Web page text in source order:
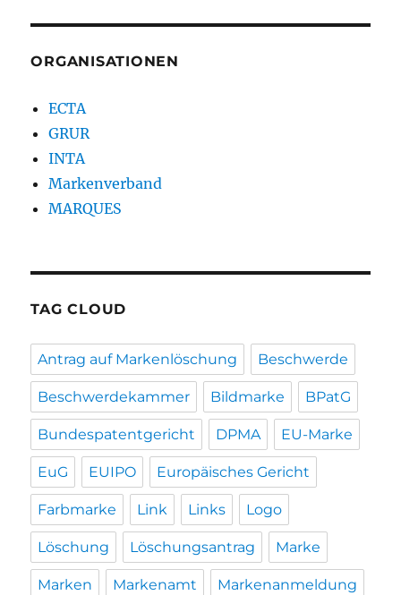
ORGANISATIONEN
ECTA
GRUR
INTA
Markenverband
MARQUES
TAG CLOUD
Antrag auf Markenlöschung Beschwerde
Beschwerdekammer Bildmarke BPatG
Bundespatentgericht DPMA EU-Marke
EuG EUIPO Europäisches Gericht
Farbmarke Link Links Logo
Löschung Löschungsantrag Marke
Marken Markenamt Markenanmeldung